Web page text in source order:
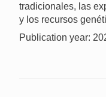
tradicionales, las
y los recursos
Publication year: